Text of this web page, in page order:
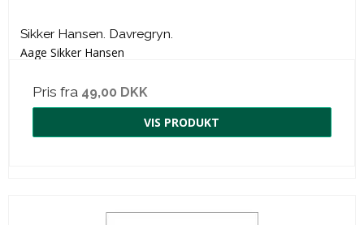
Sikker Hansen. Davregryn.
Aage Sikker Hansen
Pris fra 49,00 DKK
VIS PRODUKT